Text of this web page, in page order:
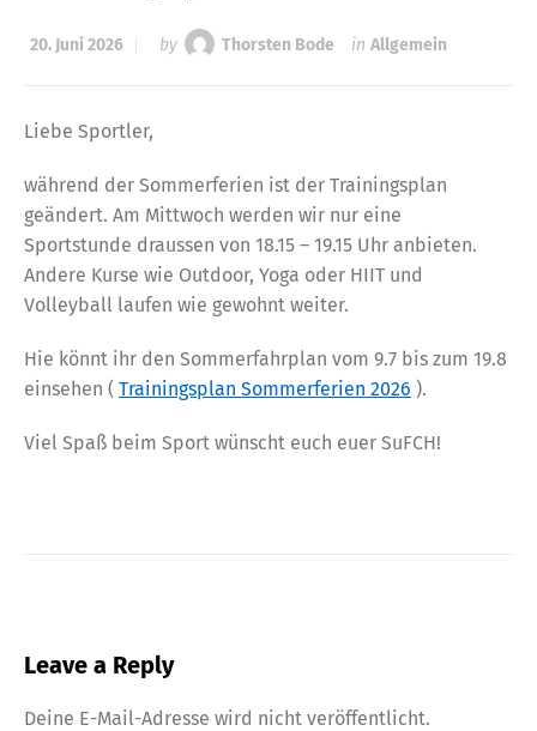
20. Juni 2026 by Thorsten Bode in Allgemein
Liebe Sportler,
während der Sommerferien ist der Trainingsplan
geändert. Am Mittwoch werden wir nur eine
Sportstunde draussen von 18.15 – 19.15 Uhr anbieten.
Andere Kurse wie Outdoor, Yoga oder HIIT und
Volleyball laufen wie gewohnt weiter.
Hie könnt ihr den Sommerfahrplan vom 9.7 bis zum 19.8
einsehen ( Trainingsplan Sommerferien 2026 ).
Viel Spaß beim Sport wünscht euch euer SuFCH!
Leave a Reply
Deine E-Mail-Adresse wird nicht veröffentlicht.